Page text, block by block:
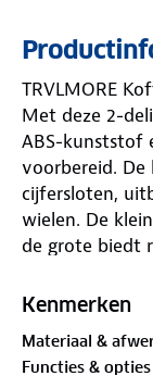
TRVLMORE
Met deze 2-
ABS-kunststof
voorbereid.
cijfersloten,
wielen. De
de grote biedt
Kenmerken
Materiaal &
Functies & opties